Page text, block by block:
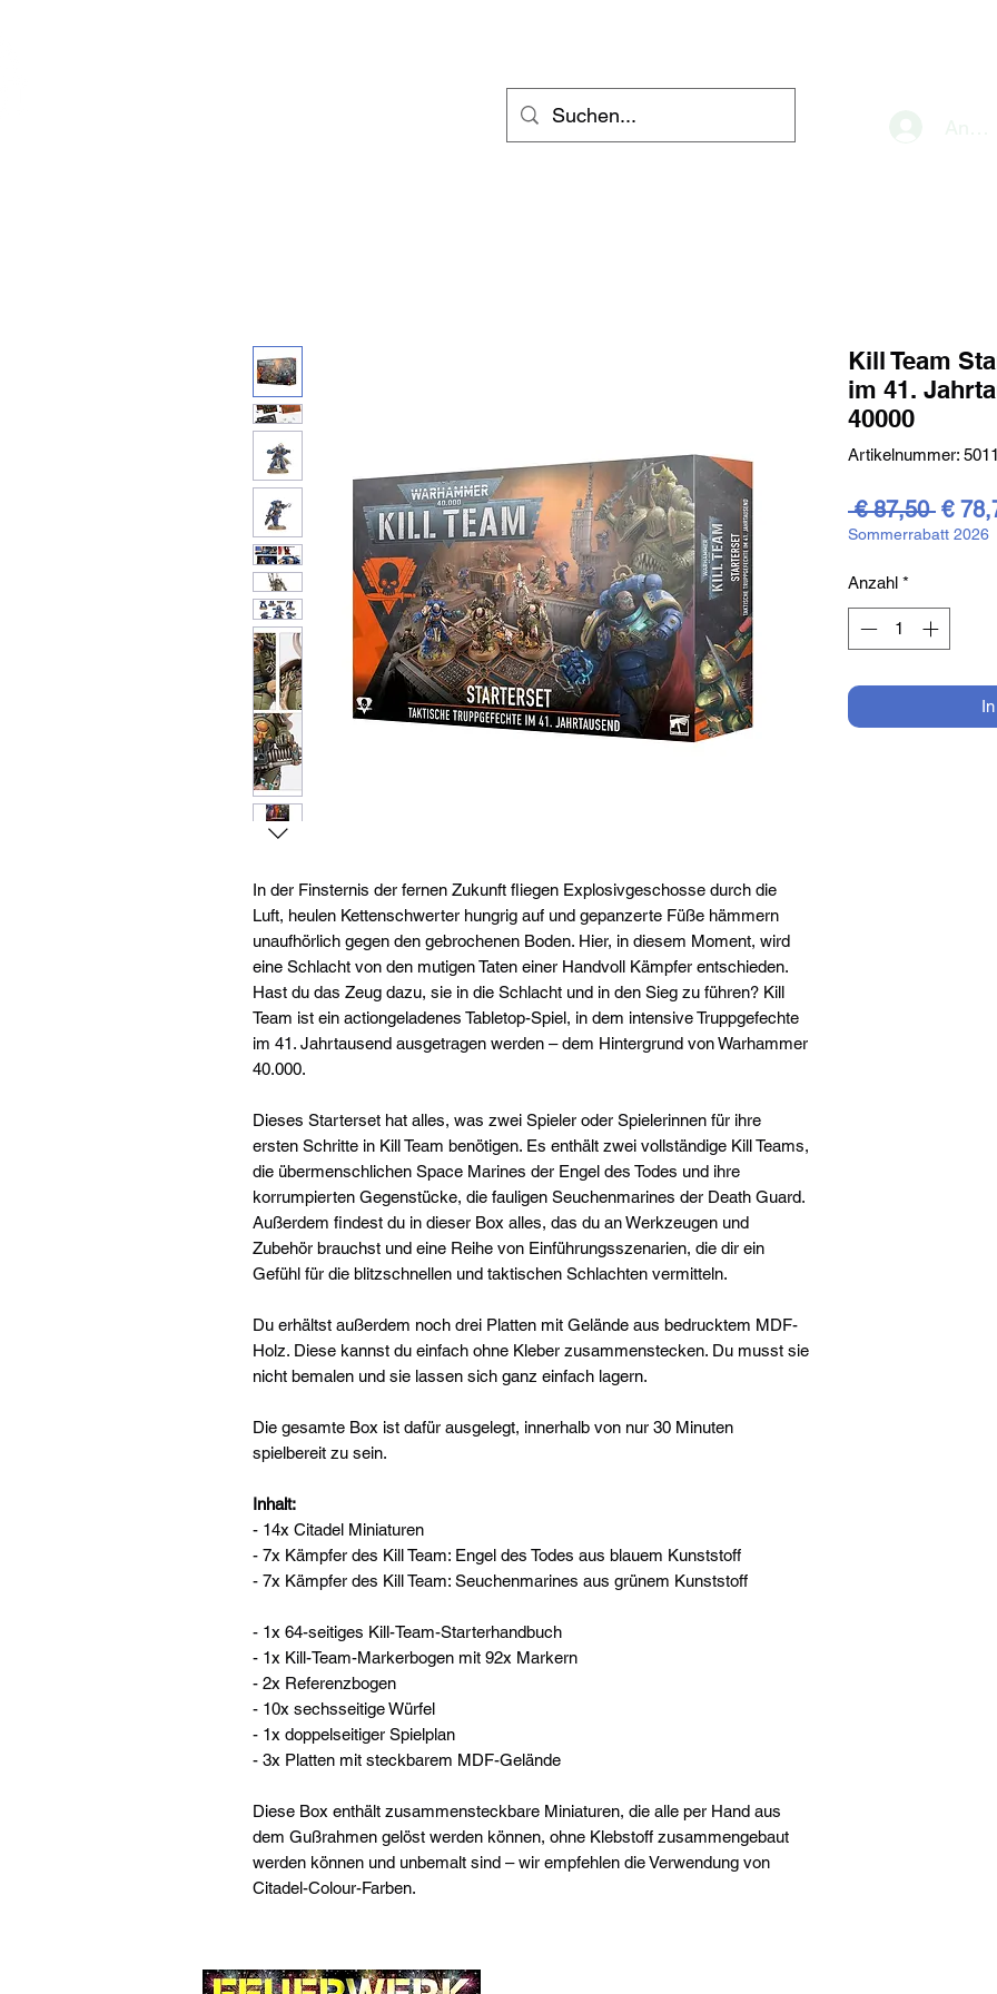
In der Finsternis der fernen Zukunft fliegen Explosivgeschosse durch die
Luft, heulen Kettenschwerter hungrig auf und gepanzerte Füße hämmern
unaufhörlich gegen den gebrochenen Boden. Hier, in diesem Moment, wird
eine Schlacht von den mutigen Taten einer Handvoll Kämpfer entschieden.
Hast du das Zeug dazu, sie in die Schlacht und in den Sieg zu führen? Kill
Team ist ein actiongeladenes Tabletop-Spiel, in dem intensive Truppgefechte
im 41. Jahrtausend ausgetragen werden – dem Hintergrund von Warhammer
40.000.
Dieses Starterset hat alles, was zwei Spieler oder Spielerinnen für ihre
ersten Schritte in Kill Team benötigen. Es enthält zwei vollständige Kill Teams,
die übermenschlichen Space Marines der Engel des Todes und ihre
korrumpierten Gegenstücke, die fauligen Seuchenmarines der Death Guard.
Außerdem findest du in dieser Box alles, das du an Werkzeugen und
Zubehör brauchst und eine Reihe von Einführungsszenarien, die dir ein
Gefühl für die blitzschnellen und taktischen Schlachten vermitteln.
Du erhältst außerdem noch drei Platten mit Gelände aus bedrucktem MDF-
Holz. Diese kannst du einfach ohne Kleber zusammenstecken. Du musst sie
nicht bemalen und sie lassen sich ganz einfach lagern.
Die gesamte Box ist dafür ausgelegt, innerhalb von nur 30 Minuten
spielbereit zu sein.
Inhalt:
- 14x Citadel Miniaturen
- 7x Kämpfer des Kill Team: Engel des Todes aus blauem Kunststoff
- 7x Kämpfer des Kill Team: Seuchenmarines aus grünem Kunststoff
- 1x 64-seitiges Kill-Team-Starterhandbuch
- 1x Kill-Team-Markerbogen mit 92x Markern
- 2x Referenzbogen
- 10x sechsseitige Würfel
- 1x doppelseitiger Spielplan
- 3x Platten mit steckbarem MDF-Gelände
Diese Box enthält zusammensteckbare Miniaturen, die alle per Hand aus
dem Gußrahmen gelöst werden können, ohne Klebstoff zusammengebaut
werden können und unbemalt sind – wir empfehlen die Verwendung von
Citadel-Colour-Farben.
Kill Team
im 41.
40000
Artikelnummer:
€ 87,50 €
Sommerrabatt 2026
Anzahl *